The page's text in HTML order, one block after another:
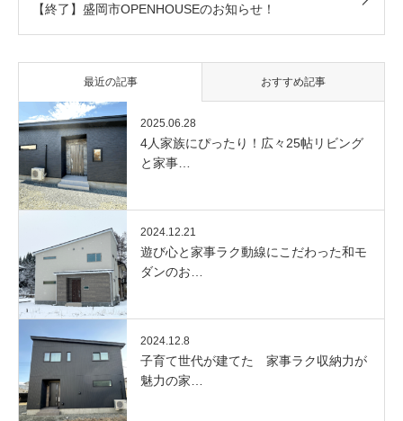
【終了】盛岡市OPENHOUSEのお知らせ！
最近の記事 おすすめ記事
2025.06.28
4人家族にぴったり！広々25帖リビング
と家事…
2024.12.21
遊び心と家事ラク動線にこだわった和モ
ダンのお…
2024.12.8
子育て世代が建てた 家事ラク収納力が
魅力の家…